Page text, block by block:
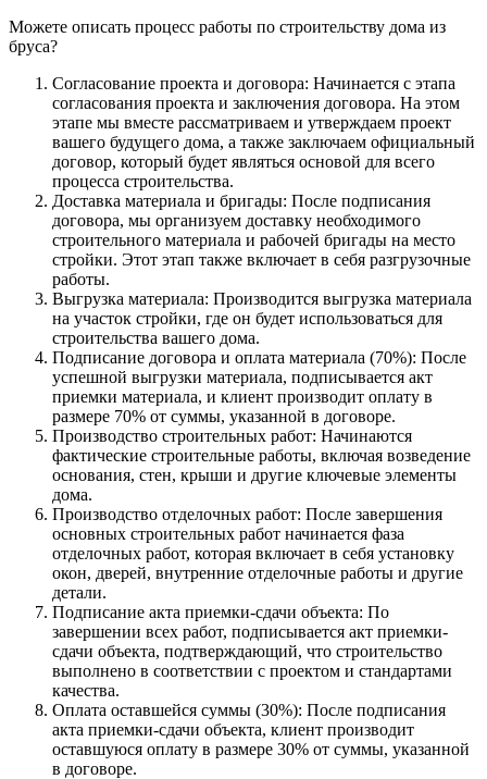
Можете описать процесс работы по строительству дома из
бруса?
Согласование проекта и договора: Начинается с этапа
согласования проекта и заключения договора. На этом
этапе мы вместе рассматриваем и утверждаем проект
вашего будущего дома, а также заключаем официальный
договор, который будет являться основой для всего
процесса строительства.
Доставка материала и бригады: После подписания
договора, мы организуем доставку необходимого
строительного материала и рабочей бригады на место
стройки. Этот этап также включает в себя разгрузочные
работы.
Выгрузка материала: Производится выгрузка материала
на участок стройки, где он будет использоваться для
строительства вашего дома.
Подписание договора и оплата материала (70%): После
успешной выгрузки материала, подписывается акт
приемки материала, и клиент производит оплату в
размере 70% от суммы, указанной в договоре.
Производство строительных работ: Начинаются
фактические строительные работы, включая возведение
основания, стен, крыши и другие ключевые элементы
дома.
Производство отделочных работ: После завершения
основных строительных работ начинается фаза
отделочных работ, которая включает в себя установку
окон, дверей, внутренние отделочные работы и другие
детали.
Подписание акта приемки-сдачи объекта: По
завершении всех работ, подписывается акт приемки-
сдачи объекта, подтверждающий, что строительство
выполнено в соответствии с проектом и стандартами
качества.
Оплата оставшейся суммы (30%): После подписания
акта приемки-сдачи объекта, клиент производит
оставшуюся оплату в размере 30% от суммы, указанной
в договоре.